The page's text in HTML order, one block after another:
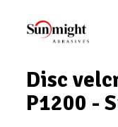
Disc
P1200 -